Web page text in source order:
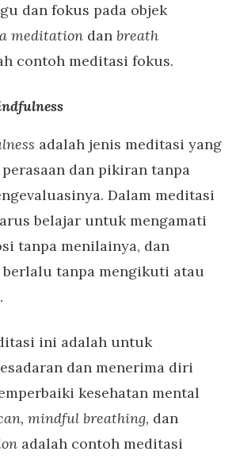
dan fokus pada objek
meditation dan breath
contoh meditasi fokus.
adalah jenis meditasi yang
dan pikiran tanpa
Dalam meditasi
belajar untuk mengamati
tanpa menilainya, dan
tanpa mengikuti atau
ini adalah untuk
dan menerima diri
kesehatan mental
mindful breathing, dan
adalah contoh meditasi